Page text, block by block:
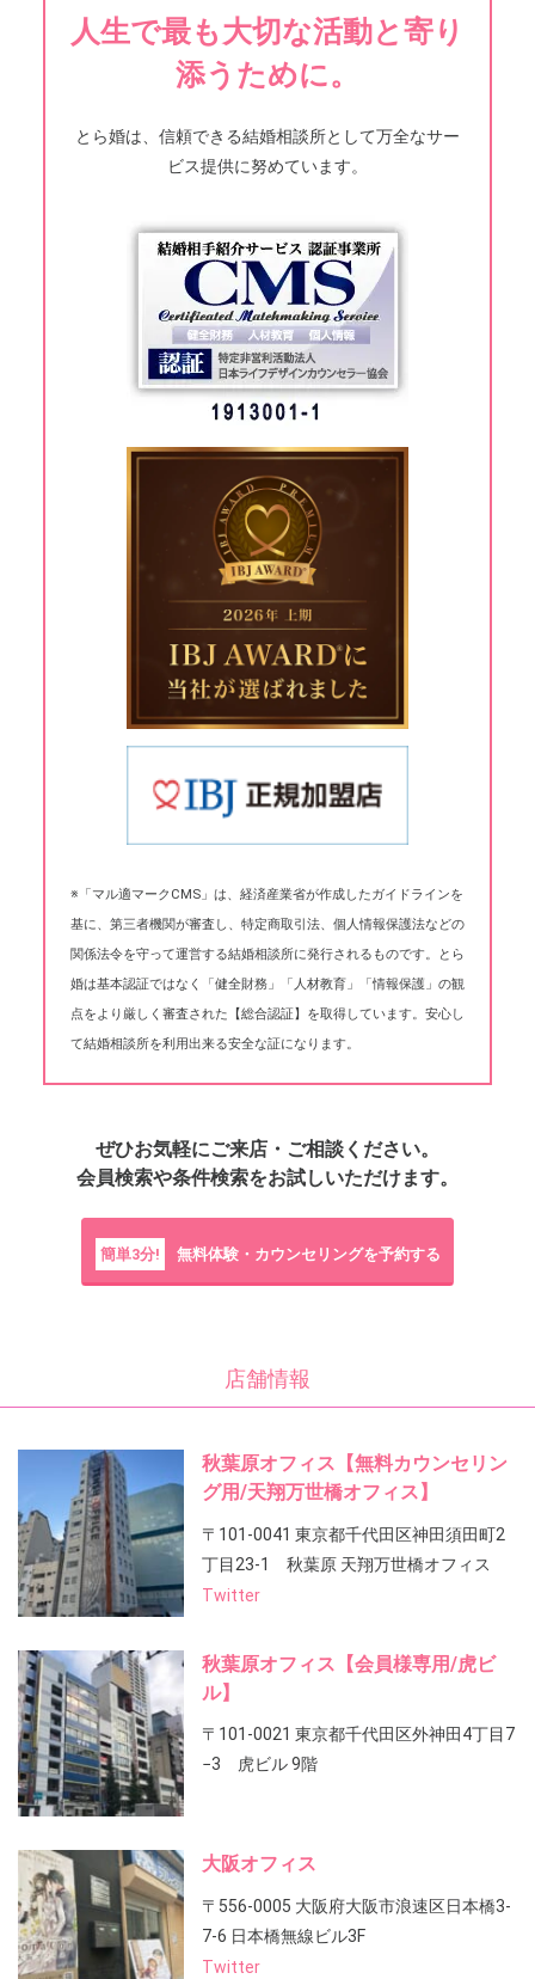
人生で最も大切な活動と寄り
添うために。
とら婚は、信頼できる結婚相談所として万全なサー
ビス提供に努めています。
※「マル適マークCMS」は、経済産業省が作成したガイドラインを
基に、第三者機関が審査し、特定商取引法、個人情報保護法などの
関係法令を守って運営する結婚相談所に発行されるものです。とら
婚は基本認証ではなく「健全財務」「人材教育」「情報保護」の観
点をより厳しく審査された【総合認証】を取得しています。安心し
て結婚相談所を利用出来る安全な証になります。
ぜひお気軽にご来店・ご相談ください。
会員検索や条件検索をお試しいただけます。
簡単3分! 無料体験・カウンセリングを予約する
店舗情報
秋葉原オフィス【無料カウンセリン
グ用/天翔万世橋オフィス】
〒101-0041 東京都千代田区神田須田町2
丁目23-1 秋葉原 天翔万世橋オフィス
Twitter
秋葉原オフィス【会員様専用/虎ビ
ル】
〒101-0021 東京都千代田区外神田4丁目7
−3 虎ビル 9階
大阪オフィス
〒556-0005 大阪府大阪市浪速区日本橋3-
7-6 日本橋無線ビル3F
Twitter